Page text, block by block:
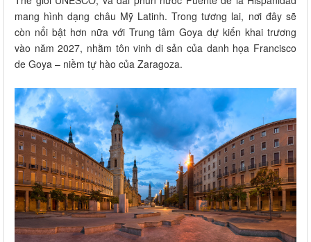
mang hình dạng châu Mỹ Latinh. Trong tương lai, nơi đây sẽ
còn nổi bật hơn nữa với Trung tâm Goya dự kiến khai trương
vào năm 2027, nhằm tôn vinh di sản của danh họa Francisco
de Goya – niềm tự hào của Zaragoza.